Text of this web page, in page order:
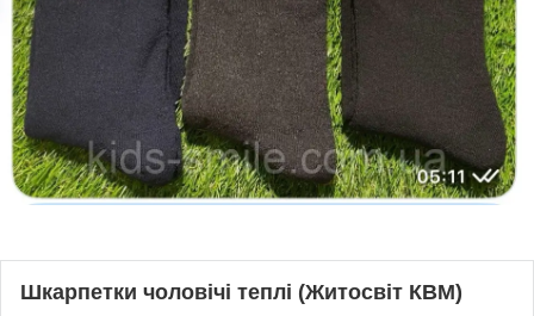
Шкарпетки чоловічі теплі (Житосвіт КВМ)